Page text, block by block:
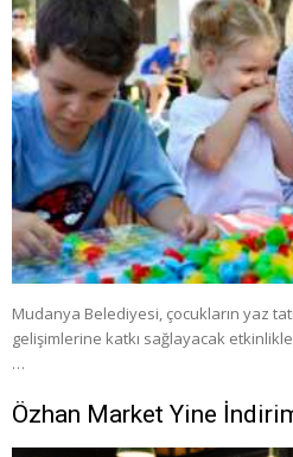
Mudanya Belediyesi, çocukların yaz
gelişimlerine katkı sağlayacak
…
Özhan Market Yine